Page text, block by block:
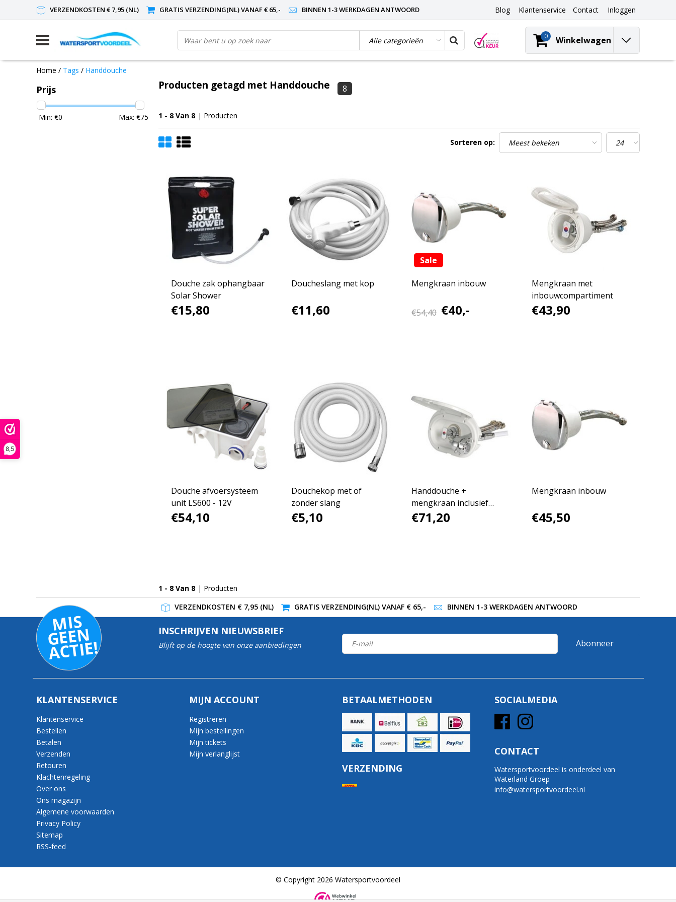
8,5
VERZENDKOSTEN € 7,95 (NL) GRATIS VERZENDING(NL) VANAF € 65,- BINNEN 1-3 WERKDAGEN ANTWOORD Blog Klantenservice Contact Inloggen
0 Winkelwagen
Home / Tags / Handdouche
Prijs
Min: €0 Max: €75
Producten getagd met Handdouche 8
1 - 8 Van 8 | Producten
Sorteren op:
Douche zak ophangbaar
Solar Shower
€15,80
Doucheslang met kop
€11,60
Sale
Mengkraan inbouw
€54,40 €40,-
Mengkraan met
inbouwcompartiment
€43,90
Douche afvoersysteem
unit LS600 - 12V
€54,10
Douchekop met of
zonder slang
€5,10
Handdouche +
mengkraan inclusief
behuizing
€71,20
Mengkraan inbouw
€45,50
1 - 8 Van 8 | Producten
VERZENDKOSTEN € 7,95 (NL)
GRATIS VERZENDING(NL) VANAF € 65,- BINNEN 1-3 WERKDAGEN ANTWOORD
MI
S
G
E
E
N
A
C
TI
E!
INSCHRIJVEN NIEUWSBRIEF
Blijft op de hoogte van onze aanbiedingen Abonneer
KLANTENSERVICE
Klantenservice
Bestellen
Betalen
Verzenden
Retouren
Klachtenregeling
Over ons
Ons magazijn
Algemene voorwaarden
Privacy Policy
Sitemap
RSS-feed
MIJN ACCOUNT
Registreren
Mijn bestellingen
Mijn tickets
Mijn verlanglijst
BETAALMETHODEN
VERZENDING
SOCIALMEDIA
CONTACT
Watersportvoordeel is onderdeel van
Waterland Groep
info@watersportvoordeel.nl
© Copyright 2026 Watersportvoordeel